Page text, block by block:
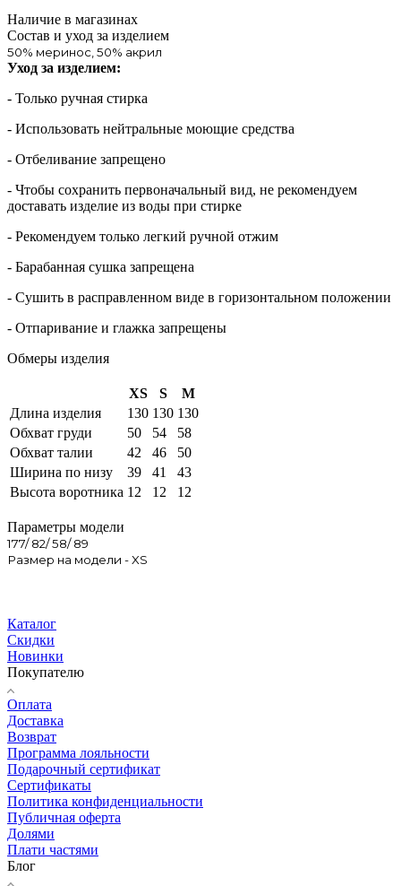
Наличие в магазинах
Состав и уход за изделием
50% меринос, 50% акрил
Уход за изделием:
- Только ручная стирка
- Использовать нейтральные моющие средства
- Отбеливание запрещено
- Чтобы сохранить первоначальный вид, не рекомендуем
доставать изделие из воды при стирке
- Рекомендуем только легкий ручной отжим
- Барабанная сушка запрещена
- Сушить в расправленном виде в горизонтальном положении
- Отпаривание и глажка запрещены
Обмеры изделия
XS S
M
Длина изделия
130 130 130
Обхват груди
50 54
58
Обхват талии
42 46
50
Ширина по низу
39 41
43
Высота воротника 12 12 12
Параметры модели
177/ 82/ 58/ 89
Размер на модели - XS
Каталог
Скидки
Новинки
Покупателю
Оплата
Доставка
Возврат
Программа лояльности
Подарочный сертификат
Сертификаты
Политика конфиденциальности
Публичная оферта
Долями
Плати частями
Блог